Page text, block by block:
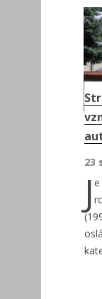
23
J